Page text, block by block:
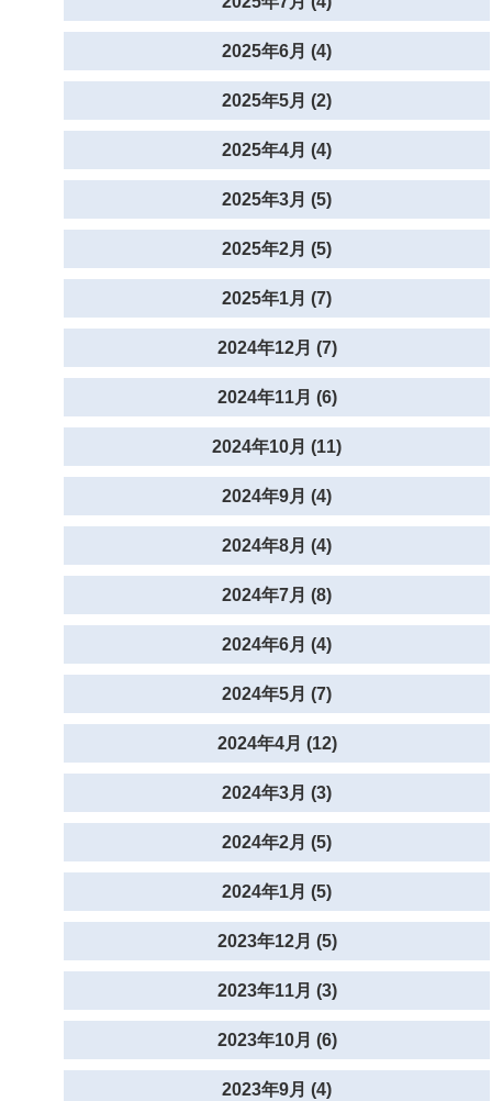
2025年6月 (4)
2025年5月 (2)
2025年4月 (4)
2025年3月 (5)
2025年2月 (5)
2025年1月 (7)
2024年12月 (7)
2024年11月 (6)
2024年10月 (11)
2024年9月 (4)
2024年8月 (4)
2024年7月 (8)
2024年6月 (4)
2024年5月 (7)
2024年4月 (12)
2024年3月 (3)
2024年2月 (5)
2024年1月 (5)
2023年12月 (5)
2023年11月 (3)
2023年10月 (6)
2023年9月 (4)